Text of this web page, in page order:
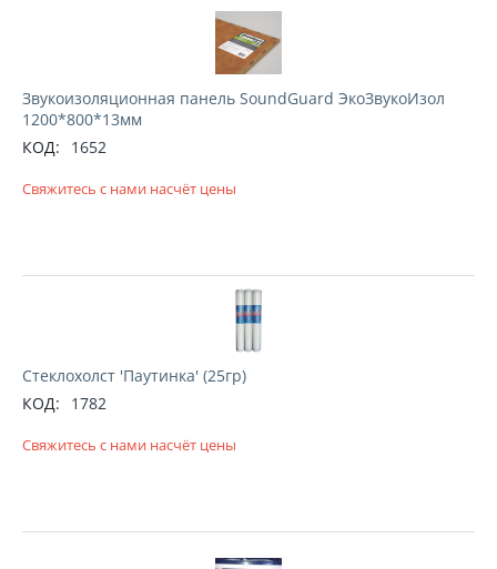
Звукоизоляционная панель SoundGuard ЭкоЗвукоИзол
1200*800*13мм
КОД:
1652
Свяжитесь с нами насчёт цены
Стеклохолст 'Паутинка' (25гр)
КОД:
1782
Свяжитесь с нами насчёт цены